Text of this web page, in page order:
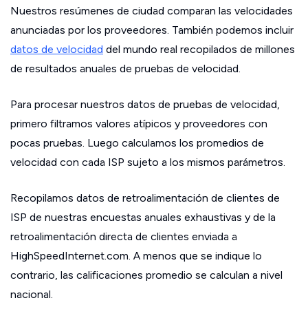
Nuestros resúmenes de ciudad comparan las velocidades
anunciadas por los proveedores. También podemos incluir
datos de velocidad del mundo real recopilados de millones
de resultados anuales de pruebas de velocidad.
Para procesar nuestros datos de pruebas de velocidad,
primero filtramos valores atípicos y proveedores con
pocas pruebas. Luego calculamos los promedios de
velocidad con cada ISP sujeto a los mismos parámetros.
Recopilamos datos de retroalimentación de clientes de
ISP de nuestras encuestas anuales exhaustivas y de la
retroalimentación directa de clientes enviada a
HighSpeedInternet.com. A menos que se indique lo
contrario, las calificaciones promedio se calculan a nivel
nacional.